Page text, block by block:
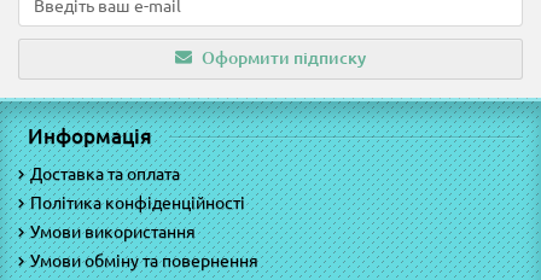
Оформити підписку
Информація
Доставка та оплата
Політика конфіденційності
Умови використання
Умови обміну та повернення